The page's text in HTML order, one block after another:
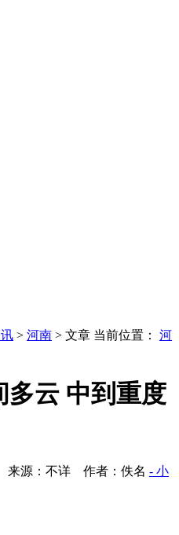
> 河南 > 文章 当前位置： 河
多云 中到重度
来源：不详 作者：佚名 - 小